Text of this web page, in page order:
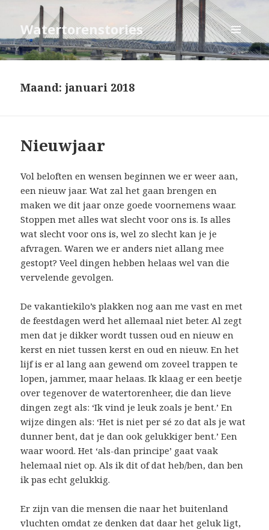
Watertorenstories
MENU
EN
Maand: januari 2018
Nieuwjaar
Vol beloften en wensen beginnen we er weer aan,
een nieuw jaar. Wat zal het gaan brengen en
maken we dit jaar onze goede voornemens waar.
Stoppen met alles wat slecht voor ons is. Is alles
wat slecht voor ons is, wel zo slecht kan je je
afvragen. Waren we er anders niet allang mee
gestopt? Veel dingen hebben helaas wel van die
vervelende gevolgen.
De vakantiekilo’s plakken nog aan me vast en met
de feestdagen werd het allemaal niet beter. Al zegt
men dat je dikker wordt tussen oud en nieuw en
kerst en niet tussen kerst en oud en nieuw. En het
lijf is er al lang aan gewend om zoveel trappen te
lopen, jammer, maar helaas. Ik klaag er een beetje
over tegenover de watertorenheer, die dan lieve
dingen zegt als: ‘Ik vind je leuk zoals je bent.’ En
wijze dingen als: ‘Het is niet per sé zo dat als je wat
dunner bent, dat je dan ook gelukkiger bent.’ Een
waar woord. Het ‘als-dan principe’ gaat vaak
helemaal niet op. Als ik dit of dat heb/ben, dan ben
ik pas echt gelukkig.
Er zijn van die mensen die naar het buitenland
vluchten omdat ze denken dat daar het geluk ligt,